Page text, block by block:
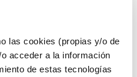
las cookies (propias y/o de
acceder a la información
de estas tecnologías
26,64 €